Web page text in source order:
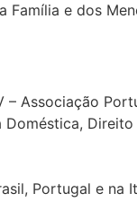
Família e dos
– Associação
Doméstica,
Portugal e na